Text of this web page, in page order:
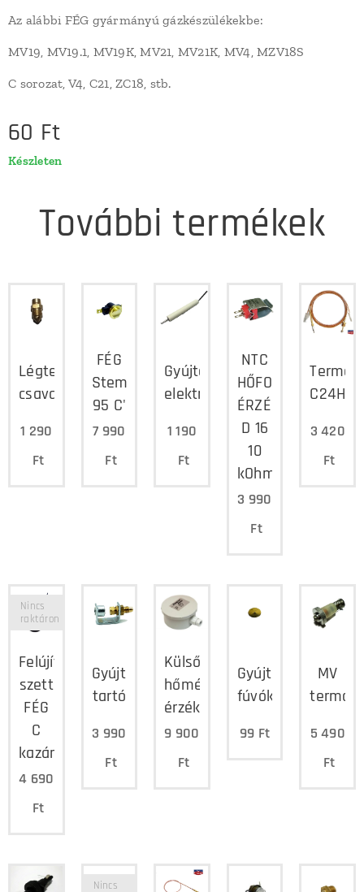
Az alábbi FÉG gyármányú gázkészülékekbe:
MV19, MV19.1, MV19K, MV21, MV21K, MV4, MZV18S
C sorozat, V4, C21, ZC18, stb.
60 Ft
Készleten
További termékek
Légtelenítő
csavar
1 290
Ft
FÉG
Stemco
95 C'
7 990
Ft
Gyújtó
elektróda
1 190
Ft
NTC
HŐFOK
ÉRZÉKELŐ
D 16
10
kOhm/25°C
3 990
Ft
C24H
3 420
Ft
Felújító
szett
FÉG
C
kazán
Nincs
raktáron
4 690
Ft
Gyújtóláng
tartó
3 990
Ft
Külső
hőmérséklet
érzékelő
9 900
Ft
Gyújtóláng
fúvóka
99 Ft
MV
5 490
Ft
Nincs